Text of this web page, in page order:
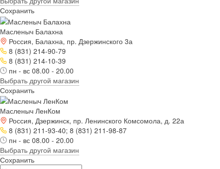
Сохранить
Масленыч Балахна
Россия, Балахна, пр. Дзержинского 3а
8 (831) 214-90-79
8 (831) 214-10-39
пн - вс 08.00 - 20.00
Выбрать другой магазин
Сохранить
Масленыч ЛенКом
Россия, Дзержинск, пр. Ленинского Комсомола, д. 22а
8 (831) 211-93-40; 8 (831) 211-98-87
пн - вс 08.00 - 20.00
Выбрать другой магазин
Сохранить